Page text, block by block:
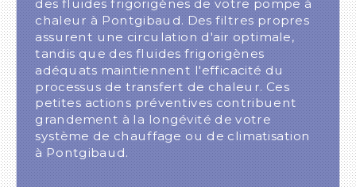
des fluides frigorigènes de votre pompe à
chaleur à Pontgibaud. Des filtres propres
assurent une circulation d'air optimale,
tandis que des fluides frigorigènes
adéquats maintiennent l'efficacité du
processus de transfert de chaleur. Ces
petites actions préventives contribuent
grandement à la longévité de votre
système de chauffage ou de climatisation
à Pontgibaud.